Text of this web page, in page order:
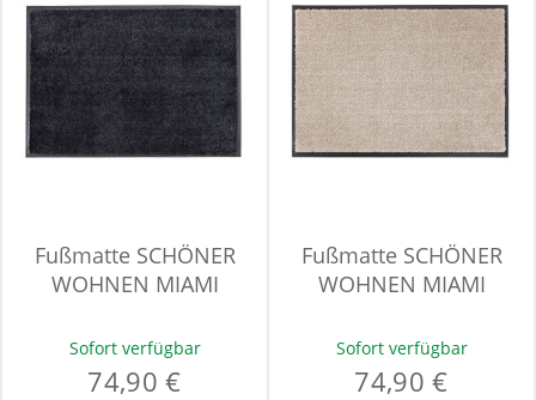
Fußmatte SCHÖNER
WOHNEN MIAMI
Sofort verfügbar
74,90 €
Fußmatte SCHÖNER
WOHNEN MIAMI
Sofort verfügbar
74,90 €